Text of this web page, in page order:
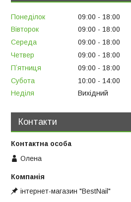
Понеділок 09:00
18:00
Вівторок
09:00
18:00
Середа
09:00
18:00
Четвер
09:00
18:00
Пʼятниця
09:00
18:00
Субота
10:00
14:00
Неділя
Вихідний
Контакти
Олена
інтернет-магазин "BestNail"